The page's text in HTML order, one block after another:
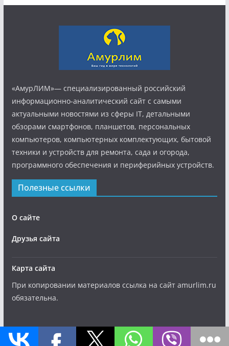
«АмурЛИМ»— специализированный российский
информационно-аналитический сайт с самыми
актуальными новостями из сферы IT, детальными
обзорами смартфонов, планшетов, персональных
компьютеров, компьютерных комплектующих, бытовой
техники и устройств для ремонта, сада и огорода,
программного обеспечения и периферийных устройств.
Полезные ссылки
О сайте
Друзья сайта
Карта сайта
При копировании материалов ссылка на сайт amurlim.ru
обязательна.